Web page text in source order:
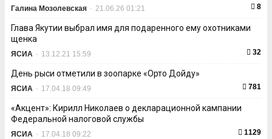
Галина Мозолевская - 21.06.26 01:21 8
Глава Якутии выбрал имя для подаренного ему охотниками
щенка
ЯСИА - 13.12.21 15:59 32
День рыси отметили в зоопарке «Орто Дойду»
ЯСИА - 17.04.18 09:49 781
«Акцент»: Кирилл Николаев о декларационной кампании
Федеральной налоговой службы
ЯСИА - 17.04.18 09:22 1129